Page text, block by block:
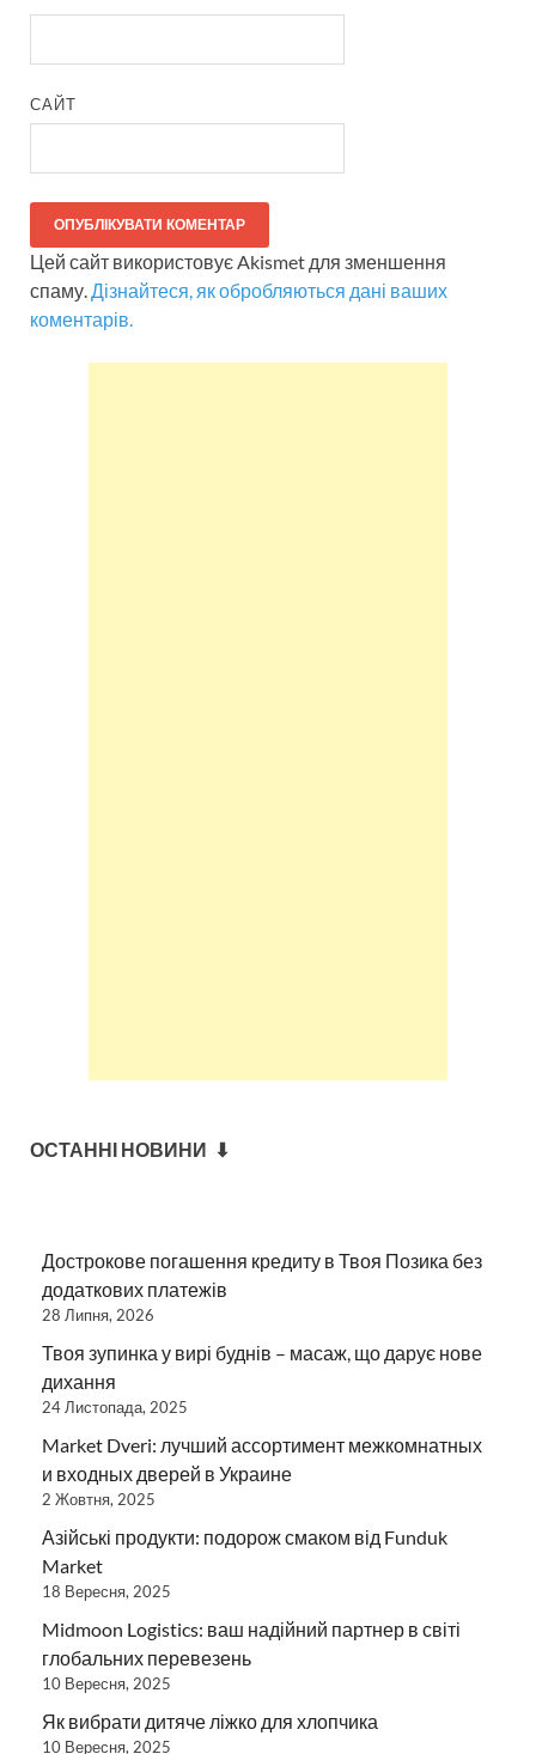
САЙТ
Цей сайт використовує Akismet для зменшення
спаму.Дізнайтеся, як обробляються дані ваших
коментарів.
ОСТАННІ НОВИНИ ⬇
Дострокове погашення кредиту в Твоя Позика без
додаткових платежів
28 Липня, 2026
Твоя зупинка у вирі буднів – масаж, що дарує нове
дихання
24 Листопада, 2025
Market Dveri: лучший ассортимент межкомнатных
и входных дверей в Украине
2 Жовтня, 2025
Азійські продукти: подорож смаком від Funduk
Market
18 Вересня, 2025
Midmoon Logistics: ваш надійний партнер в світі
глобальних перевезень
10 Вересня, 2025
Як вибрати дитяче ліжко для хлопчика
10 Вересня, 2025